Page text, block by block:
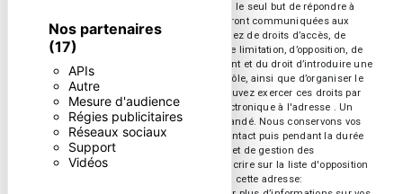
Nos partenaires
(17)
APIs
Autre
Mesure d'audience
Régies publicitaires
Réseaux sociaux
Support
Vidéos
sont destinées à et ses sous-traitants dans le seul but de répondre à
votre message. Les données collectées seront communiquées aux
seuls destinataires suivants: . Vous disposez de droits d’accès, de
rectification, d’effacement, de portabilité, de limitation, d’opposition, de
retrait de votre consentement à tout moment et du droit d’introduire une
réclamation auprès d’une autorité de contrôle, ainsi que d’organiser le
sort de vos données post-mortem. Vous pouvez exercer ces droits par
voie postale à l'adresse ou par courrier électronique à l'adresse . Un
justificatif d'identité pourra vous être demandé. Nous conservons vos
données pendant la période de prise de contact puis pendant la durée
de prescription légale aux fins probatoires et de gestion des
contentieux. Vous avez le droit de vous inscrire sur la liste d'opposition
au démarchage téléphonique, disponible à cette adresse: